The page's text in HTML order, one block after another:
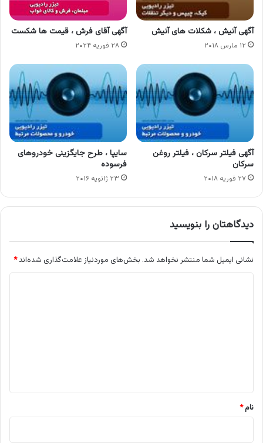
آگهی آنیش ، شکلات های آنیش
۱۲ مارس ۲۰۱۸
آگهی آقای فرش ، قیمت ها شکست
۲۸ فوریه ۲۰۲۴
آگهی فیلتر سرکان ، فیلتر روغن
سرکان
۲۷ فوریه ۲۰۱۸
سایپا ، طرح جایگزینی خودروهای
فرسوده
۲۳ ژانویه ۲۰۱۶
دیدگاهتان را بنویسید
نشانی ایمیل شما منتشر نخواهد شد. بخش‌های موردنیاز علامت‌گذاری شده‌اند*
نام*